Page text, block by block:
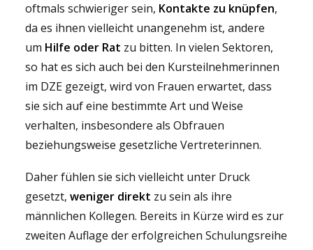
oftmals schwieriger sein, Kontakte zu knüpfen,
da es ihnen vielleicht unangenehm ist, andere
um Hilfe oder Rat zu bitten. In vielen Sektoren,
so hat es sich auch bei den Kursteilnehmerinnen
im DZE gezeigt, wird von Frauen erwartet, dass
sie sich auf eine bestimmte Art und Weise
verhalten, insbesondere als Obfrauen
beziehungsweise gesetzliche Vertreterinnen.
Daher fühlen sie sich vielleicht unter Druck
gesetzt, weniger direkt zu sein als ihre
männlichen Kollegen. Bereits in Kürze wird es zur
zweiten Auflage der erfolgreichen Schulungsreihe